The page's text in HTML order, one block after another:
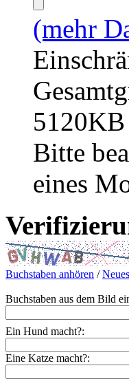
(mehr
5120KB
Bitte
eines
Buchstaben anhören /
Buchstaben aus dem Bild
Ein Hund macht?:
Eine Katze macht?: